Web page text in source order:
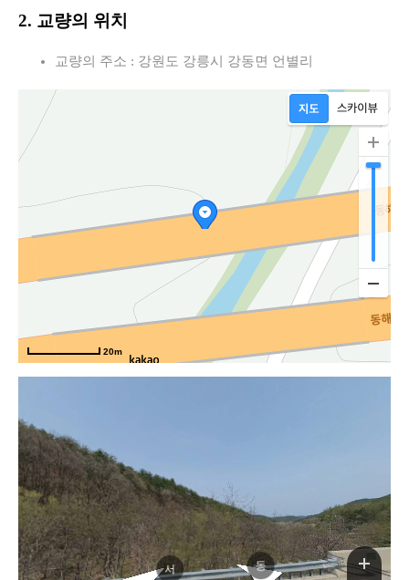
2. 교량의 위치
교량의 주소 : 강원도 강릉시 강동면 언별리
20m
동해고속도로
동해고속도로
서 동